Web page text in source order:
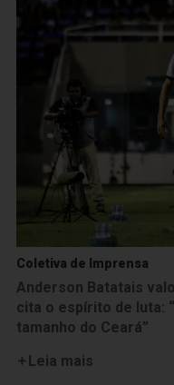
Coletiva de Imprensa
Anderson Batatais
cita o espírito de luta:
tamanho do Ceará”
Leia mais